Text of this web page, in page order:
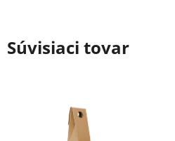
Súvisiaci tovar